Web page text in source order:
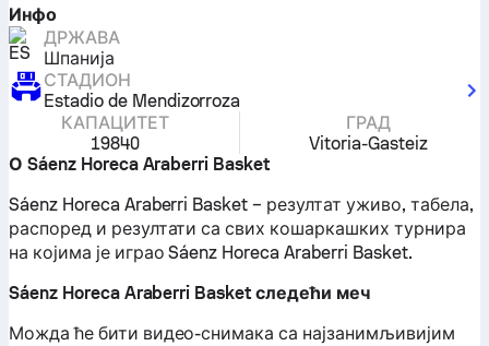
Инфо
ДРЖАВА
Шпанија
СТАДИОН
Estadio de Mendizorroza
КАПАЦИТЕТ
19840
ГРАД
Vitoria-Gasteiz
О Sáenz Horeca Araberri Basket
Sáenz Horeca Araberri Basket – резултат уживо, табела,
распоред и резултати са свих кошаркашких турнира
на којима је играо Sáenz Horeca Araberri Basket.
Sáenz Horeca Araberri Basket следећи меч
Можда ће бити видео-снимака са најзанимљивијим